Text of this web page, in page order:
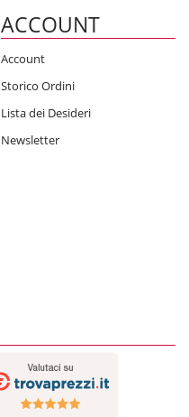
ACCOUNT
Account
Storico Ordini
Lista dei Desideri
Newsletter